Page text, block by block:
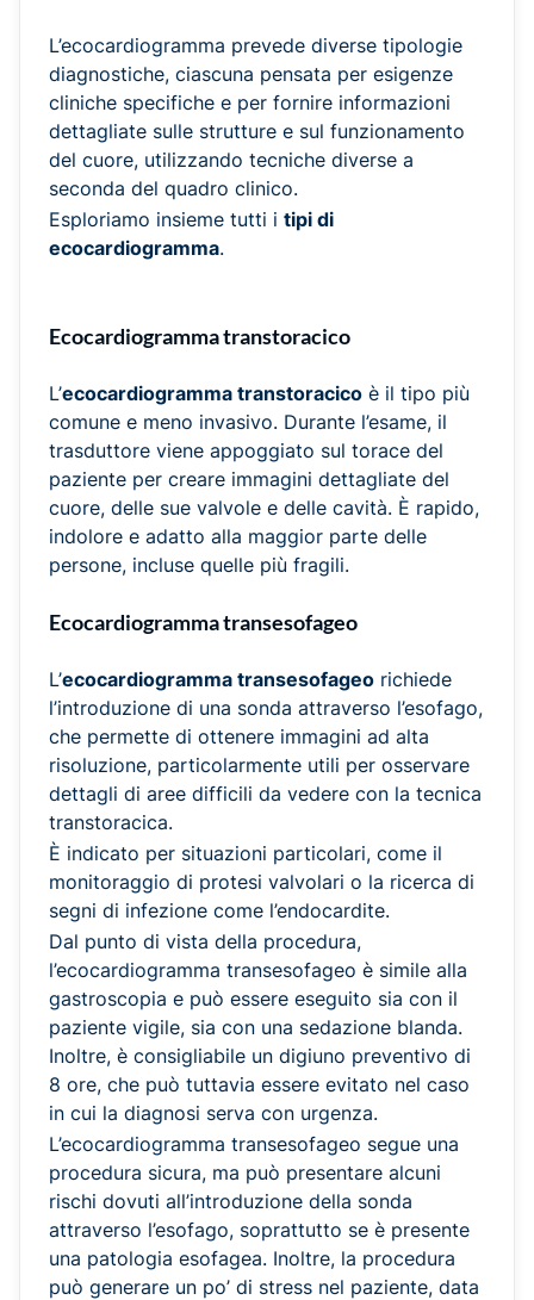
L’ecocardiogramma prevede diverse tipologie
diagnostiche, ciascuna pensata per esigenze
cliniche specifiche e per fornire informazioni
dettagliate sulle strutture e sul funzionamento
del cuore, utilizzando tecniche diverse a
seconda del quadro clinico.
Esploriamo insieme tutti i tipi di
ecocardiogramma.
Ecocardiogramma transtoracico
L’ecocardiogramma transtoracico è il tipo più
comune e meno invasivo. Durante l’esame, il
trasduttore viene appoggiato sul torace del
paziente per creare immagini dettagliate del
cuore, delle sue valvole e delle cavità. È rapido,
indolore e adatto alla maggior parte delle
persone, incluse quelle più fragili.
Ecocardiogramma transesofageo
L’ecocardiogramma transesofageo richiede
l’introduzione di una sonda attraverso l’esofago,
che permette di ottenere immagini ad alta
risoluzione, particolarmente utili per osservare
dettagli di aree difficili da vedere con la tecnica
transtoracica.
È indicato per situazioni particolari, come il
monitoraggio di protesi valvolari o la ricerca di
segni di infezione come l’endocardite.
Dal punto di vista della procedura,
l’ecocardiogramma transesofageo è simile alla
gastroscopia e può essere eseguito sia con il
paziente vigile, sia con una sedazione blanda.
Inoltre, è consigliabile un digiuno preventivo di
8 ore, che può tuttavia essere evitato nel caso
in cui la diagnosi serva con urgenza.
L’ecocardiogramma transesofageo segue una
procedura sicura, ma può presentare alcuni
rischi dovuti all’introduzione della sonda
attraverso l’esofago, soprattutto se è presente
una patologia esofagea. Inoltre, la procedura
può generare un po’ di stress nel paziente, data